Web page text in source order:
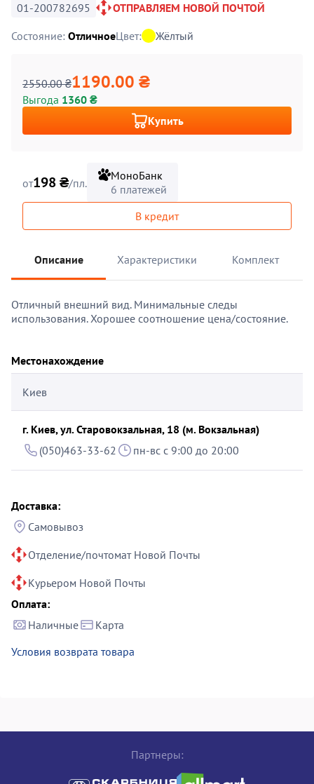
01-200782695
ОТПРАВЛЯЕМ НОВОЙ ПОЧТОЙ
Состояние: ОтличноеЦвет: Жёлтый
2550.00 ₴1190.00 ₴
Выгода 1360 ₴
Купить
от198 ₴/пл.
МоноБанк
6 платежей
В кредит
Описание Характеристики Комплект
Отличный внешний вид. Минимальные следы
использования. Хорошее соотношение цена/состояние.
Местонахождение
Киев
г. Киев, ул. Старовокзальная, 18 (м. Вокзальная)
(050)463-33-62
пн-вс с 9:00 до 20:00
Доставка:
Самовывоз
Отделение/почтомат Новой Почты
Курьером Новой Почты
Оплата:
Наличные
Карта
Условия возврата товара
Партнеры: